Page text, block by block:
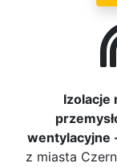
Izolacje
wentylacyjne
z miasta